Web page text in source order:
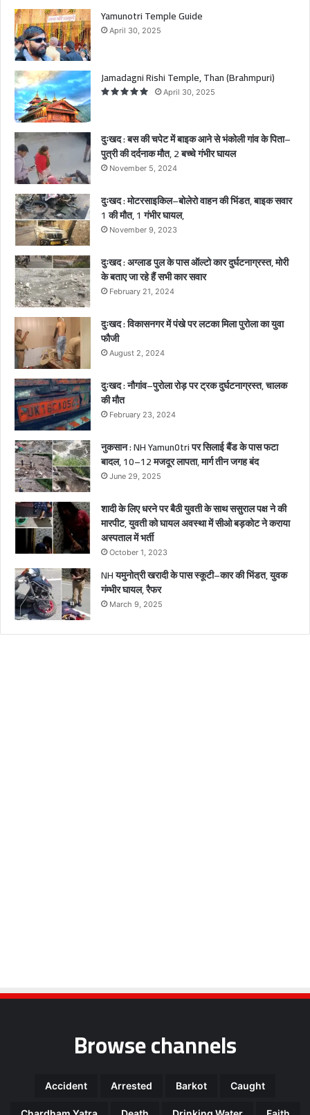
Yamunotri Temple Guide
April 30, 2025
Jamadagni Rishi Temple, Than (Brahmpuri)
April 30, 2025
दुःखद : बस की चपेट में बाइक आने से भंकोली गांव के पिता–
पुत्री की दर्दनाक मौत, 2 बच्चे गंभीर घायल
November 5, 2024
दुःखद : मोटरसाइकिल–बोलेरो वाहन की भिंडत, बाइक सवार
1 की मौत, 1 गंभीर घायल,
November 9, 2023
दुःखद : अग्लाड पुल के पास ऑल्टो कार दुर्घटनाग्रस्त, मोरी
के बताए जा रहे हैं सभी कार सवार
February 21, 2024
दुःखद : विकासनगर में पंखे पर लटका मिला पुरोला का युवा
फौजी
August 2, 2024
दुःखद : नौगांव–पुरोला रोड़ पर ट्रक दुर्घटनाग्रस्त, चालक
की मौत
February 23, 2024
नुकसान : NH Yamun0tri पर सिलाई बैंड के पास फटा
बादल, 10–12 मजदूर लापता, मार्ग तीन जगह बंद
June 29, 2025
शादी के लिए धरने पर बैठी युवती के साथ ससुराल पक्ष ने की
मारपीट, युवती को घायल अवस्था में सीओ बड़कोट ने कराया
अस्पताल में भर्ती
October 1, 2023
NH यमुनोत्री खरादी के पास स्कूटी–कार की भिंडत, युवक
गंम्भीर घायल, रैफर
March 9, 2025
Browse channels
Accident Arrested Barkot Caught